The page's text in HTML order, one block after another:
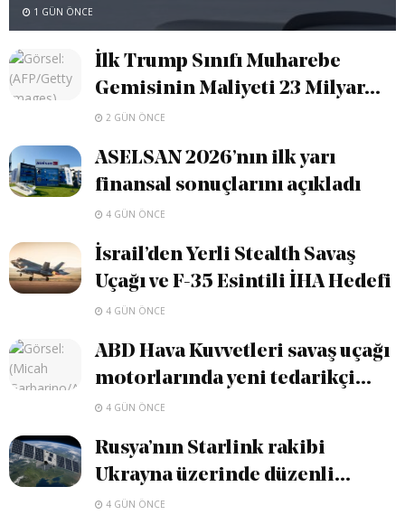
1 GÜN ÖNCE
İlk Trump Sınıfı Muharebe
Gemisinin Maliyeti 23 Milyar...
2 GÜN ÖNCE
ASELSAN 2026’nın ilk yarı
finansal sonuçlarını açıkladı
4 GÜN ÖNCE
İsrail’den Yerli Stealth Savaş
Uçağı ve F-35 Esintili İHA Hedefi
4 GÜN ÖNCE
ABD Hava Kuvvetleri savaş uçağı
motorlarında yeni tedarikçi...
4 GÜN ÖNCE
Rusya’nın Starlink rakibi
Ukrayna üzerinde düzenli...
4 GÜN ÖNCE